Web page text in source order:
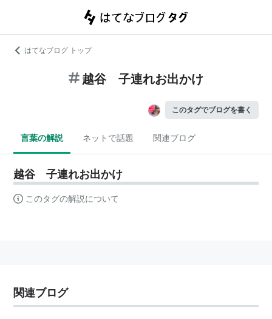
はてなブログ トップ
越谷 子連れお出かけ
このタグでブログを書く
言葉の解説 ネットで話題 関連ブログ
越谷 子連れお出かけ
このタグの解説について
関連ブログ